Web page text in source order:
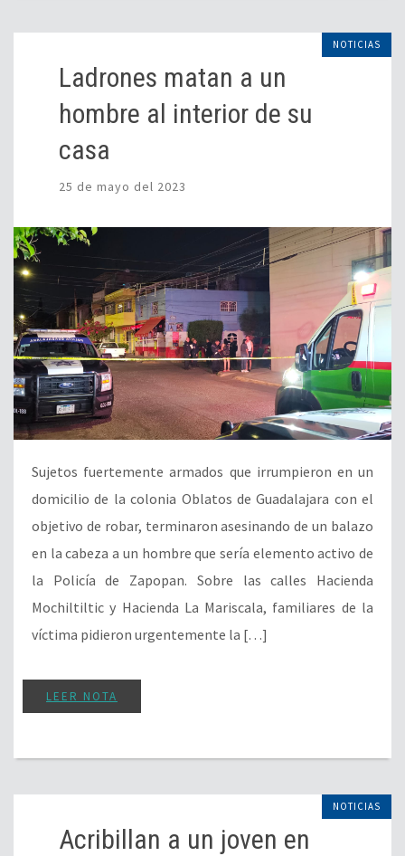
NOTICIAS
Ladrones matan a un
hombre al interior de su
casa
25 de mayo del 2023
Sujetos fuertemente armados que irrumpieron en un
domicilio de la colonia Oblatos de Guadalajara con el
objetivo de robar, terminaron asesinando de un balazo
en la cabeza a un hombre que sería elemento activo de
la Policía de Zapopan. Sobre las calles Hacienda
Mochiltiltic y Hacienda La Mariscala, familiares de la
víctima pidieron urgentemente la […]
LEER NOTA
NOTICIAS
Acribillan a un joven en